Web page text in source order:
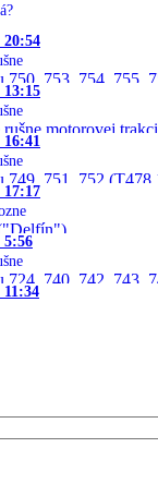
20:54
750, 753, 754, 755,
13:15
rušne motorovej
749, 751, 752
17:17
5:56
724, 740, 742, 743,
11:34